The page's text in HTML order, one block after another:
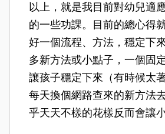
以上，就是我目前對幼兒適
的一些功課。目前的總心得
好一個流程、方法，穩定下
多新方法或小點子，一個固
讓孩子穩定下來（有時候太
每天換個網路查來的新方法
乎天天不樣的花樣反而會讓